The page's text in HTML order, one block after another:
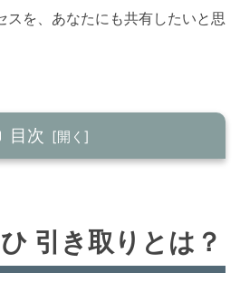
スを、あなたにも共有したいと思
目次
ト
引き取りとは？